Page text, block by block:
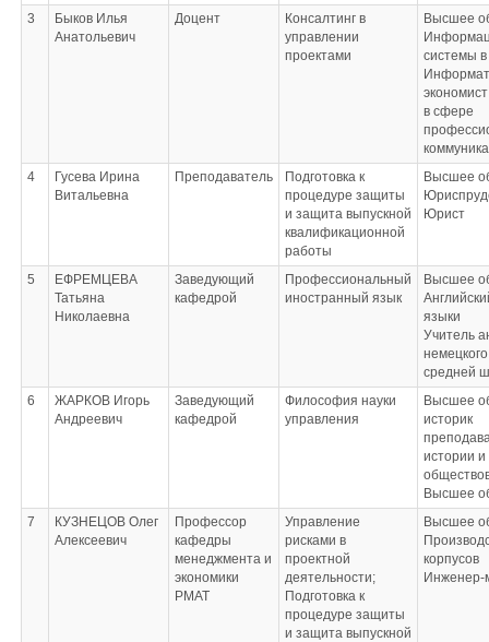
3
Быков Илья
Анатольевич
Доцент
Консалтинг в
управлении
проектами
Высшее
системы в
в сфере
4
Гусева Ирина
Витальевна
Преподаватель
Подготовка к
процедуре защиты
и защита выпускной
квалификационной
работы
Высшее
Юрист
5
ЕФРЕМЦЕВА
Татьяна
Николаевна
Заведующий
кафедрой
Профессиональный
иностранный язык
Высшее
языки
Учитель
средней
6
ЖАРКОВ Игорь
Андреевич
Заведующий
кафедрой
Философия науки
управления
Высшее
историк
истории и
Высшее
7
КУЗНЕЦОВ Олег
Алексеевич
Профессор
кафедры
менеджмента и
экономики
РМАТ
Управление
рисками в
проектной
деятельности;
Подготовка к
процедуре защиты
и защита выпускной
Высшее
корпусов
Инженер-